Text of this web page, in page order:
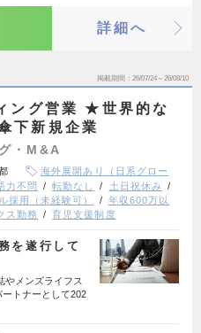
詳細へ
掲載期間 26/07/24～26/08/10
ング営業 ★世界的な
下新規企業
・M&A
海外展開あり（日系グロー
力不問 転勤なし
土日祝休み
採用（未経験可）
年収600万以
ス勤務 育児支援制度
を遂行して
メンズライフス
トナーとして202